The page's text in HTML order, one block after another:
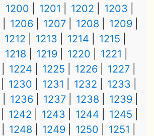
1200 1201 1202
1203
1206 1207 1208
1209
1212 1213 1214
1215
1218 1219 1220
1221
1224 1225 1226
1227
1230 1231 1232
1233
1236 1237 1238
1239
1242 1243 1244
1245
1248 1249 1250
1251